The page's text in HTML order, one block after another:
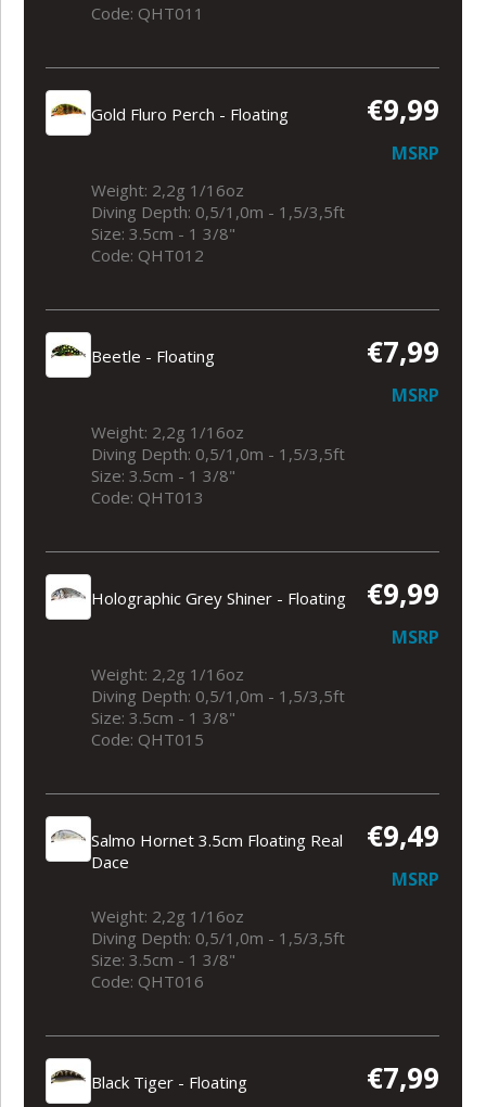
Code: QHT011
Gold Fluro Perch - Floating €9,99
MSRP
Weight: 2,2g 1/16oz
Diving Depth: 0,5/1,0m - 1,5/3,5ft
Size: 3.5cm - 1 3/8"
Code: QHT012
Beetle - Floating €7,99
MSRP
Weight: 2,2g 1/16oz
Diving Depth: 0,5/1,0m - 1,5/3,5ft
Size: 3.5cm - 1 3/8"
Code: QHT013
Holographic Grey Shiner - Floating €9,99
MSRP
Weight: 2,2g 1/16oz
Diving Depth: 0,5/1,0m - 1,5/3,5ft
Size: 3.5cm - 1 3/8"
Code: QHT015
Salmo Hornet 3.5cm Floating Real
Dace
€9,49
MSRP
Weight: 2,2g 1/16oz
Diving Depth: 0,5/1,0m - 1,5/3,5ft
Size: 3.5cm - 1 3/8"
Code: QHT016
Black Tiger - Floating €7,99